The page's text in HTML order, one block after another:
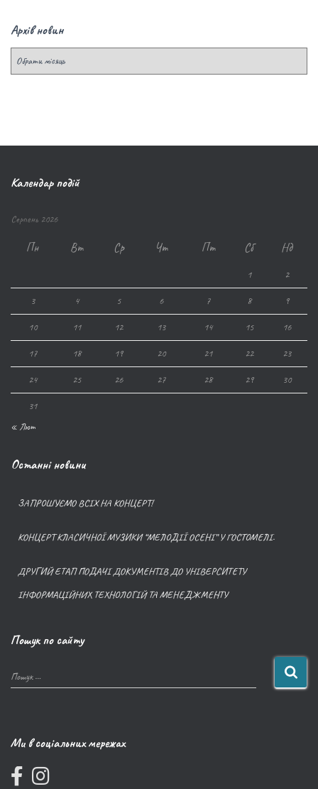
Архів новин
Календар подій
Серпень 2026
Пн Вт Ср Чт Пт Сб Нд
1 2
3 4 5 6 7 8 9
10 11 12 13 14 15 16
17 18 19 20 21 22 23
24 25 26 27 28 29 30
31
« Лют
Останні новини
ЗАПРОШУЄМО ВСІХ НА КОНЦЕРТ!
КОНЦЕРТ КЛАСИЧНОЇ МУЗИКИ “МЕЛОДІЇ ОСЕНІ” У ГОСТОМЕЛІ.
ДРУГИЙ ЕТАП ПОДАЧІ ДОКУМЕНТІВ ДО УНІВЕРСИТЕТУ
ІНФОРМАЦІЙНИХ ТЕХНОЛОГІЙ ТА МЕНЕДЖМЕНТУ
Пошук по сайту
Пошук …
Ми в соціальних мережах